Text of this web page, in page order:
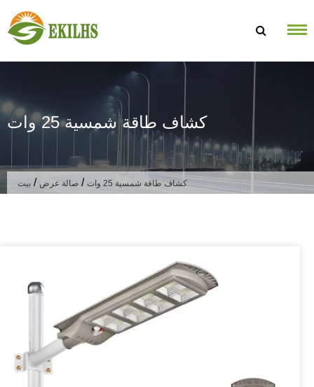
كشاف طاقة شمسية 25 وات
بيت / صالة عرض / كشاف طاقة شمسية 25 وات